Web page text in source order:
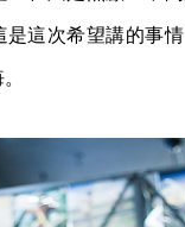
是這次希望講的事